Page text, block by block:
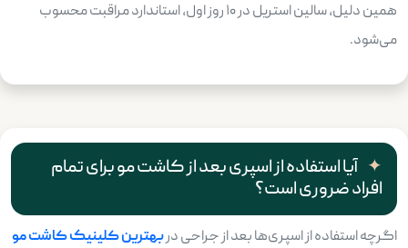
همین دلیل، سالین استریل در ۱۰ روز اول، استاندارد مراقبت محسوب
می‌شود.
آیا استفاده از اسپری بعد از کاشت مو برای تمام
افراد ضروری است؟
اگرچه استفاده از اسپری‌ها بعد از جراحی دربهترین کلینیک کاشت مو